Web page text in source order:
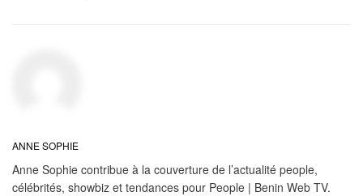
ANNE SOPHIE
Anne Sophie contribue à la couverture de l’actualité people,
célébrités, showbiz et tendances pour People | Benin Web TV.